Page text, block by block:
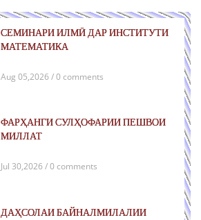
СЕМИНАРИ ИЛМӢ ДАР ИНСТИТУТИ
МАТЕМАТИКА
Aug 05,2026 / 0 comments
ФАРҲАНГИ СУЛҲОФАРИИ ПЕШВОИ
МИЛЛАТ
Jul 30,2026 / 0 comments
ДАҲСОЛАИ БАЙНАЛМИЛАЛИИ